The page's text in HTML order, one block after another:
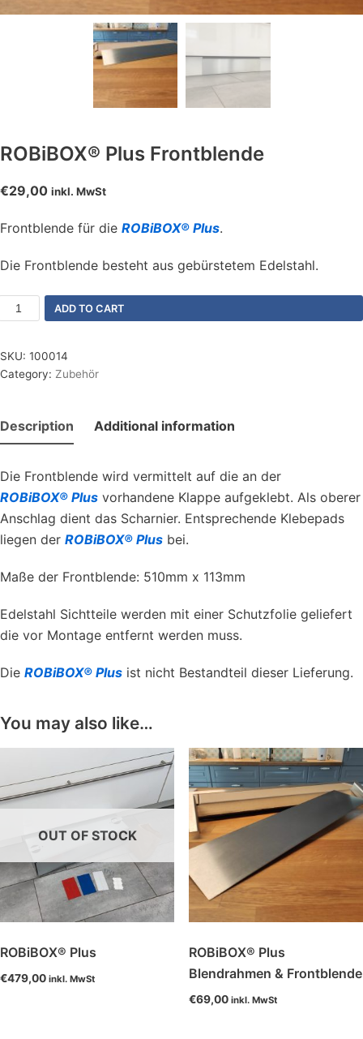
ROBiBOX® Plus Frontblende
€29,00 inkl. MwSt
Frontblende für die ROBiBOX® Plus.
Die Frontblende besteht aus gebürstetem Edelstahl.
ADD TO CART
SKU: 100014
Category: Zubehör
Description Additional information
Die Frontblende wird vermittelt auf die an der
ROBiBOX® Plus vorhandene Klappe aufgeklebt. Als oberer
Anschlag dient das Scharnier. Entsprechende Klebepads
liegen der ROBiBOX® Plus bei.
Maße der Frontblende: 510mm x 113mm
Edelstahl Sichtteile werden mit einer Schutzfolie geliefert
die vor Montage entfernt werden muss.
Die ROBiBOX® Plus ist nicht Bestandteil dieser Lieferung.
You may also like…
OUT OF STOCK
ROBiBOX® Plus
€479,00 inkl. MwSt
ROBiBOX® Plus
Blendrahmen & Frontblende
€69,00 inkl. MwSt